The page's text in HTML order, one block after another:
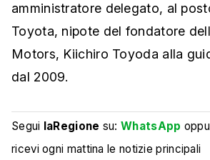
amministratore delegato, al
Toyota, nipote del fondatore
Motors, Kiichiro Toyoda alla
dal 2009.
Segui laRegione su:WhatsApp
ricevi ogni mattina le notizie principali